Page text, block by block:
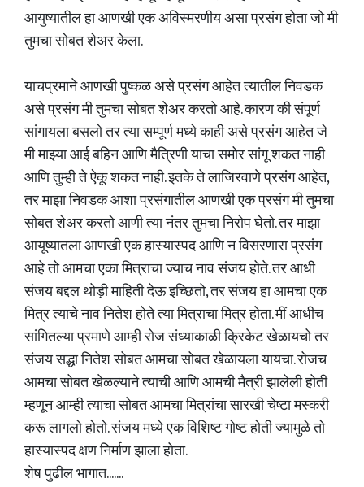
आयुष्यातील हा आणखी एक अविस्मरणीय असा प्रसंग होता जो मी
तुमचा सोबत शेअर केला.
याचप्रमाने आणखी पुष्कळ असे प्रसंग आहेत त्यातील निवडक
असे प्रसंग मी तुमचा सोबत शेअर करतो आहे. कारण की संपूर्ण
सांगायला बसलो तर त्या सम्पूर्ण मध्ये काही असे प्रसंग आहेत जे
मी माझ्या आई बहिन आणि मैत्रिणी याचा समोर सांगू शकत नाही
आणि तुम्ही ते ऐकू शकत नाही. इतके ते लाजिरवाणे प्रसंग आहेत,
तर माझा निवडक आशा प्रसंगातील आणखी एक प्रसंग मी तुमचा
सोबत शेअर करतो आणी त्या नंतर तुमचा निरोप घेतो. तर माझा
आयूष्यातला आणखी एक हास्यास्पद आणि न विसरणारा प्रसंग
आहे तो आमचा एका मित्राचा ज्याच नाव संजय होते. तर आधी
संजय बद्दल थोड़ी माहिती देऊ इच्छितो, तर संजय हा आमचा एक
मित्र त्याचे नाव नितेश होते त्या मित्राचा मित्र होता. मीं आधीच
सांगितल्या प्रमाणे आम्ही रोज संध्याकाळी क्रिकेट खेळायचो तर
संजय सद्धा नितेश सोबत आमचा सोबत खेळायला यायचा. रोजच
आमचा सोबत खेळल्याने त्याची आणि आमची मैत्री झालेली होती
म्हणून आम्ही त्याचा सोबत आमचा मित्रांचा सारखी चेष्टा मस्करी
करू लागलो होतो. संजय मध्ये एक विशिष्ट गोष्ट होती ज्यामुळे तो
हास्यास्पद क्षण निर्माण झाला होता.
शेष पुढील भागात.......